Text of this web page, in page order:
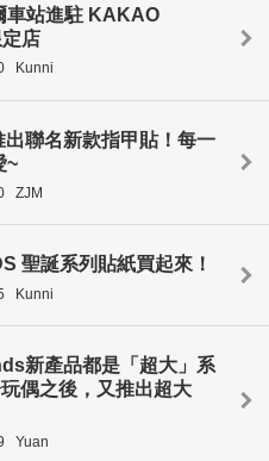
車站進駐 KAKAO
店
Kunni
聯名新款指甲貼！每一
~
ZJM
聖誕系列貼紙買起來！
Kunni
新產品都是「超大」系
偶之後，又推出超大
Yuan